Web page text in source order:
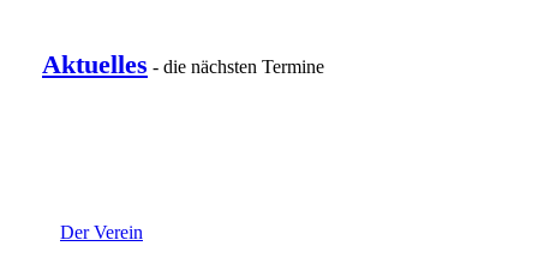
Aktuelles - die nächsten Termine
Der Verein